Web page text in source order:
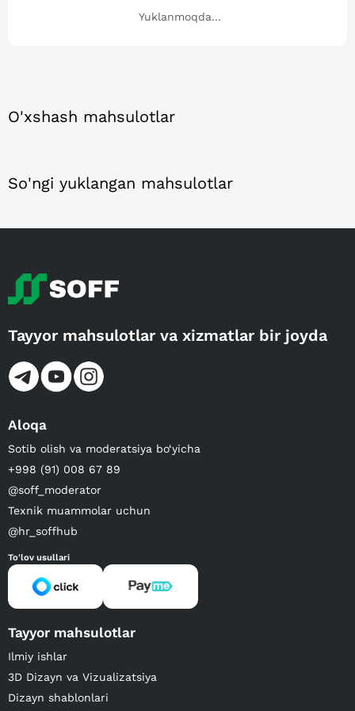
Yuklanmoqda...
O'xshash mahsulotlar
So'ngi yuklangan mahsulotlar
Tayyor mahsulotlar va xizmatlar bir joyda
Aloqa
Sotib olish va moderatsiya bo‘yicha
+998 (91) 008 67 89
@soff_moderator
Texnik muammolar uchun
@hr_soffhub
To'lov usullari
Tayyor mahsulotlar
Ilmiy ishlar
3D Dizayn va Vizualizatsiya
Dizayn shablonlari